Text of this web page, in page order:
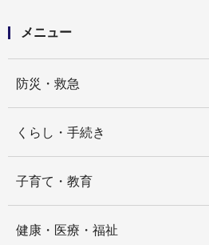
メニュー
防災・救急
くらし・手続き
子育て・教育
健康・医療・福祉